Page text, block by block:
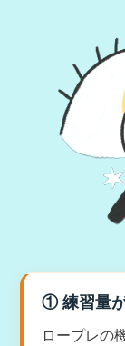
① 練習量
ロープレの